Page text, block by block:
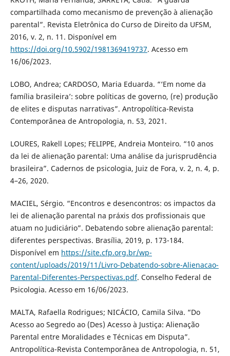
compartilhada como mecanismo de prevenção à alienação
parental”. Revista Eletrônica do Curso de Direito da UFSM,
2016, v. 2, n. 11. Disponível em
https://doi.org/10.5902/1981369419737. Acesso em
16/06/2023.
LOBO, Andrea; CARDOSO, Maria Eduarda. “‘Em nome da
família brasileira’: sobre políticas de governo, (re) produção
de elites e disputas narrativas”. Antropolítica-Revista
Contemporânea de Antropologia, n. 53, 2021.
LOURES, Rakell Lopes; FELIPPE, Andreia Monteiro. “10 anos
da lei de alienação parental: Uma análise da jurisprudência
brasileira”. Cadernos de psicologia, Juiz de Fora, v. 2, n. 4, p.
4–26, 2020.
MACIEL, Sérgio. “Encontros e desencontros: os impactos da
lei de alienação parental na práxis dos profissionais que
atuam no Judiciário”. Debatendo sobre alienação parental:
diferentes perspectivas. Brasília, 2019, p. 173-184.
Disponível em https://site.cfp.org.br/wp-
content/uploads/2019/11/Livro-Debatendo-sobre-Alienacao-
Parental-Diferentes-Perspectivas.pdf. Conselho Federal de
Psicologia. Acesso em 16/06/2023.
MALTA, Rafaella Rodrigues; NICÁCIO, Camila Silva. “Do
Acesso ao Segredo ao (Des) Acesso à Justiça: Alienação
Parental entre Moralidades e Técnicas em Disputa”.
Antropolítica-Revista Contemporânea de Antropologia, n. 51,